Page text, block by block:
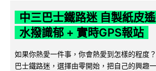
中三巴士鐵路迷 自製紙皮
水撥識郁 + 實時GPS報站
如果你熱愛一件事，你會熱愛到怎樣的程度
巴士鐵路迷，選擇由零開始，把自己的興趣